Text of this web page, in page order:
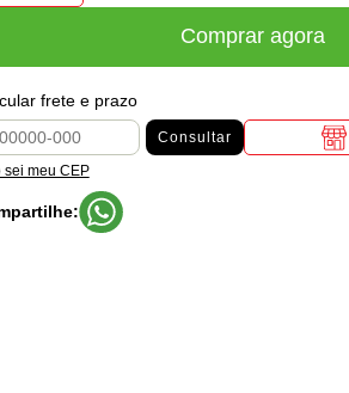
Comprar agora
frete e prazo
Consultar
sei meu CEP